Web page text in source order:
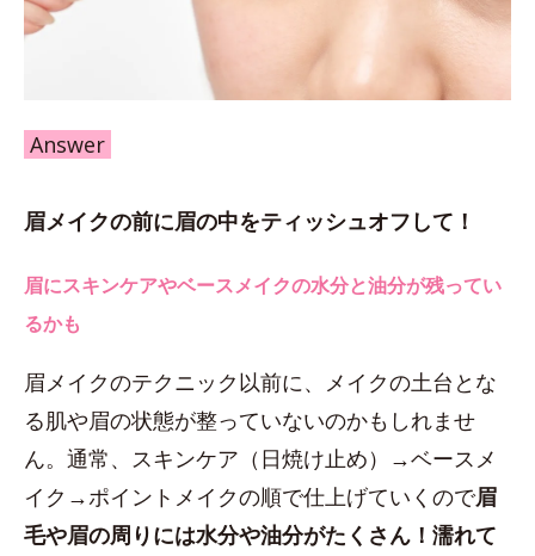
Answer
眉メイクの前に眉の中をティッシュオフして！
眉にスキンケアやベースメイクの水分と油分が残ってい
るかも
眉メイクのテクニック以前に、メイクの土台とな
る肌や眉の状態が整っていないのかもしれませ
ん。通常、スキンケア（日焼け止め）→ベースメ
イク→ポイントメイクの順で仕上げていくので眉
毛や眉の周りには水分や油分がたくさん！濡れて